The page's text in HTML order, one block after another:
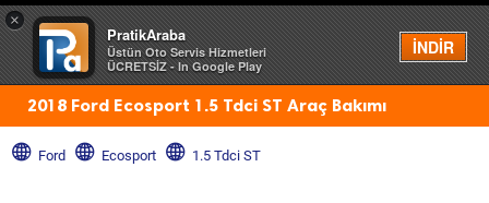
×
PratikAraba
Üstün Oto Servis Hizmetleri
ÜCRETSİZ - In Google Play
İNDİR
Menü
2018 Ford Ecosport 1.5 Tdci ST Araç Bakımı
Ford Ecosport 1.5 Tdci ST